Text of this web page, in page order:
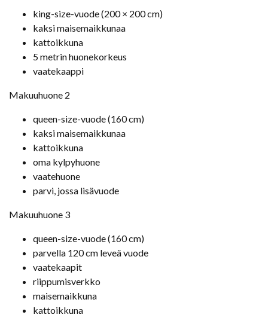
king-size-vuode (200 × 200 cm)
kaksi maisemaikkunaa
kattoikkuna
5 metrin huonekorkeus
vaatekaappi
Makuuhuone 2
queen-size-vuode (160 cm)
kaksi maisemaikkunaa
kattoikkuna
oma kylpyhuone
vaatehuone
parvi, jossa lisävuode
Makuuhuone 3
queen-size-vuode (160 cm)
parvella 120 cm leveä vuode
vaatekaapit
riippumisverkko
maisemaikkuna
kattoikkuna